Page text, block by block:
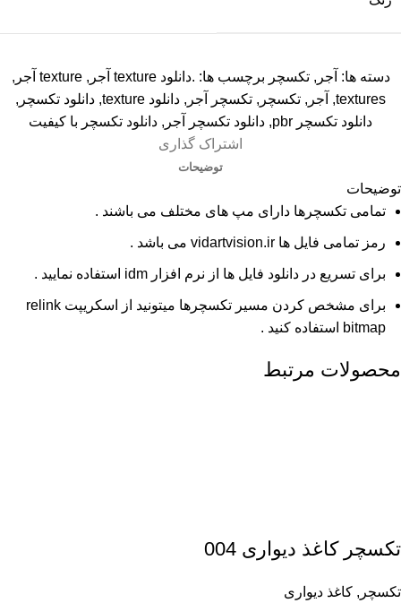
دسته ها: آجر , تکسچر برچسب ها: .دانلود texture آجر , texture آجر
,
textures
, آجر , تکسچر , تکسچر آجر , دانلود texture , دانلود تکسچر ,
دانلود تکسچر pbr
, دانلود تکسچر آجر , دانلود تکسچر با کیفیت
اشتراک گذاری
توضیحات
توضیحات
تمامی تکسچرها دارای مپ های مختلف می باشند .
رمز تمامی فایل ها vidartvision.ir می باشد .
برای تسریع در دانلود فایل ها از نرم افزار idm استفاده نمایید .
برای مشخص کردن مسیر تکسچرها میتونید از اسکریپت relink
bitmap استفاده کنید .
محصولات مرتبط
تکسچر کاغذ دیواری 004
تکسچر , کاغذ دیواری